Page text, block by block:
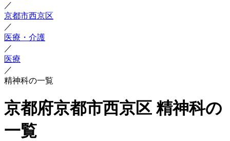
／
京都市西京区
／
医療・介護
／
医療
／
精神科の一覧
京都府京都市西京区 精神科の
一覧